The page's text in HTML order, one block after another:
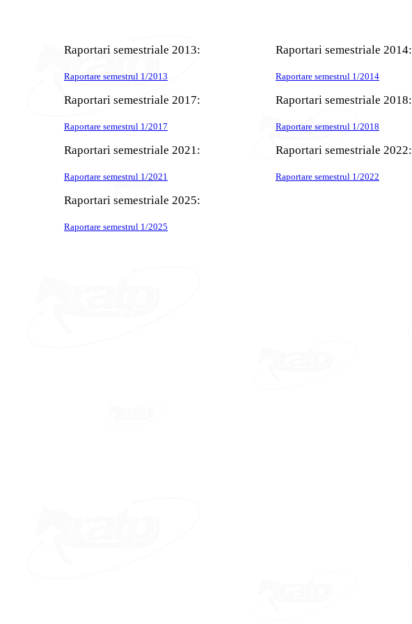
Raportari semestriale 2013:
Raportare semestrul 1/2013
Raportari semestriale 2014:
Raportare semestrul 1/2014
Raportari semestriale 2017:
Raportare semestrul 1/2017
Raportari semestriale 2018:
Raportare semestrul 1/2018
Raportari semestriale 2021:
Raportare semestrul 1/2021
Raportari semestriale 2022:
Raportare semestrul 1/2022
Raportari semestriale 2025:
Raportare semestrul 1/2025